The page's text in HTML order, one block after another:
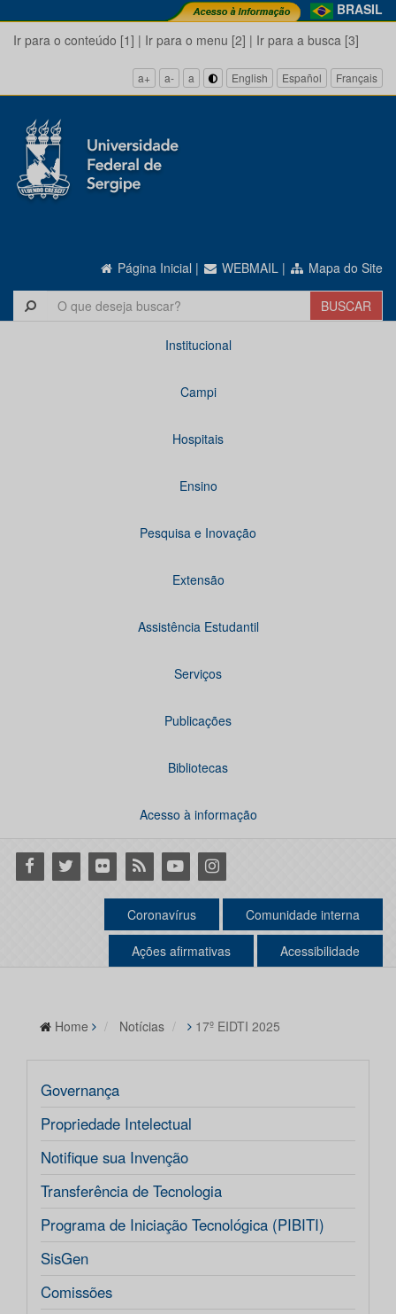
BRASIL
Ir para o conteúdo [1] | Ir para o menu [2] | Ir para a busca [3]
a+ a- a English Español Français
Página Inicial | WEBMAIL | Mapa do Site
Institucional
Campi
Hospitais
Ensino
Pesquisa e Inovação
Extensão
Assistência Estudantil
Serviços
Publicações
Bibliotecas
Acesso à informação
Facebook
Twitter Flickr RSS YoutubeInstagram
Coronavírus Comunidade interna
Ações afirmativas Acessibilidade
Home Notícias 17º EIDTI 2025
Governança
Propriedade Intelectual
Notifique sua Invenção
Transferência de Tecnologia
Programa de Iniciação Tecnológica (PIBITI)
SisGen
Comissões